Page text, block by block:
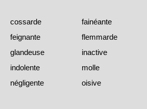
cossarde
fainéante
feignante
flemmarde
glandeuse
inactive
indolente
molle
négligente
oisive